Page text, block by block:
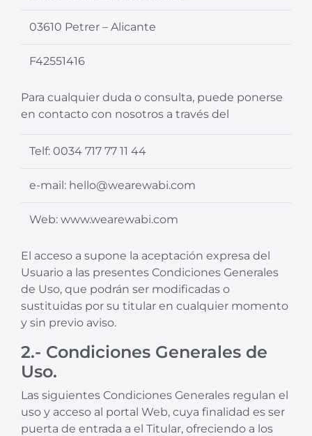
03610 Petrer – Alicante
F42551416
Para cualquier duda o consulta, puede ponerse
en contacto con nosotros a través del
Telf: 0034 717 77 11 44
e-mail: hello@wearewabi.com
Web: www.wearewabi.com
El acceso a supone la aceptación expresa del
Usuario a las presentes Condiciones Generales
de Uso, que podrán ser modificadas o
sustituidas por su titular en cualquier momento
y sin previo aviso.
2.- Condiciones Generales de
Uso.
Las siguientes Condiciones Generales regulan el
uso y acceso al portal Web, cuya finalidad es ser
puerta de entrada a el Titular, ofreciendo a los